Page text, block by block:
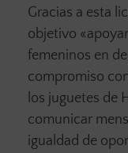
Gracias a esta
objetivo
femeninos en
compromiso
los juguetes de
comunicar
igualdad de